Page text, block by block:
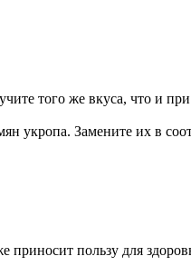
того же вкуса, что и
укропа. Замените их в
приносит пользу для